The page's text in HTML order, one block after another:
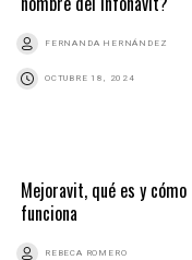
FERNANDA HERNÁNDEZ
OCTUBRE 18, 2024
Mejoravit, qué es y cómo
funciona
REBECA ROMERO